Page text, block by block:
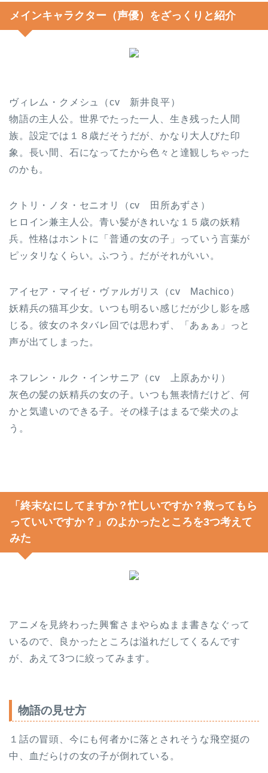
メインキャラクター（声優）をざっくりと紹介
ヴィレム・クメシュ（cv 新井良平）
物語の主人公。世界でたった一人、生き残った人間
族。設定では１８歳だそうだが、かなり大人びた印
象。長い間、石になってたから色々と達観しちゃった
のかも。
クトリ・ノタ・セニオリ（cv 田所あずさ）
ヒロイン兼主人公。青い髪がきれいな１５歳の妖精
兵。性格はホントに「普通の女の子」っていう言葉が
ピッタリなくらい。ふつう。だがそれがいい。
アイセア・マイゼ・ヴァルガリス（cv Machico）
妖精兵の猫耳少女。いつも明るい感じだが少し影を感
じる。彼女のネタバレ回では思わず、「あぁぁ」っと
声が出てしまった。
ネフレン・ルク・インサニア（cv 上原あかり）
灰色の髪の妖精兵の女の子。いつも無表情だけど、何
かと気遣いのできる子。その様子はまるで柴犬のよ
う。
「終末なにしてますか？忙しいですか？救ってもら
っていいですか？」のよかったところを3つ考えて
みた
アニメを見終わった興奮さまやらぬまま書きなぐって
いるので、良かったところは溢れだしてくるんです
が、あえて3つに絞ってみます。
物語の見せ方
１話の冒頭、今にも何者かに落とされそうな飛空挺の
中、血だらけの女の子が倒れている。